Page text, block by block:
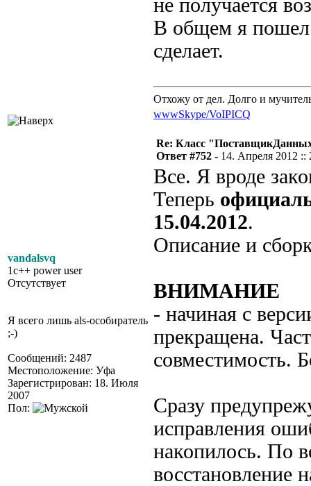
не получается
В общем я
сделает.
Отхожу от дел. Долго и
wwwSkype/VoIPICQ
vandalsvq
1c++ power user
Отсутствует
Я всего лишь als-особиратель
;-)
Сообщений: 2487
Местоположение: Уфа
Зарегистрирован: 18. Июля
2007
Пол:
Re: Класс
Ответ #752 - 14. Апреля 2012 ::
Все. Я вроде
Теперь
15.04.2012.
Описание и
ВНИМАНИЕ
- начиная с
прекращена.
совместимость.
Сразу
исправления
накопилось. По
восстановление